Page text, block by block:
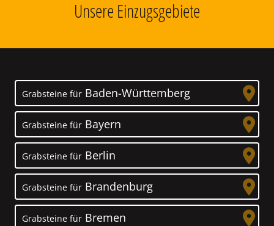
Unsere Einzugsgebiete
Grabsteine für Baden-Württemberg
Grabsteine für Bayern
Grabsteine für Berlin
Grabsteine für Brandenburg
Grabsteine für Bremen